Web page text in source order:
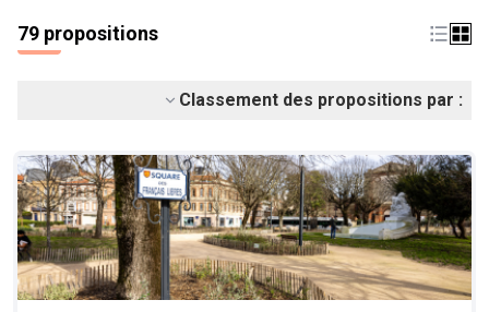
79 propositions
Classement des propositions par :